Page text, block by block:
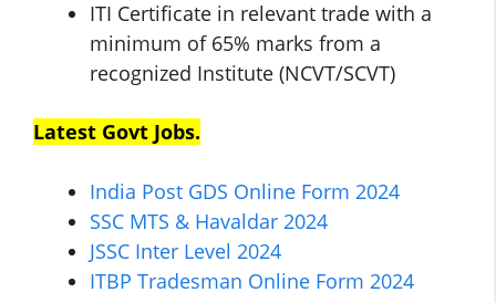
ITI Certificate in relevant trade with a
minimum of 65% marks from a
recognized Institute (NCVT/SCVT)
Latest Govt Jobs.
India Post GDS Online Form 2024
SSC MTS & Havaldar 2024
JSSC Inter Level 2024
ITBP Tradesman Online Form 2024